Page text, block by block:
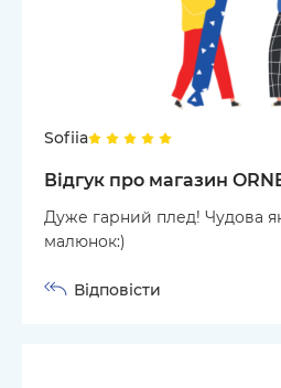
Sofiia
Відгук про магазин
Дуже гарний плед! Чудова
малюнок:)
Відповісти